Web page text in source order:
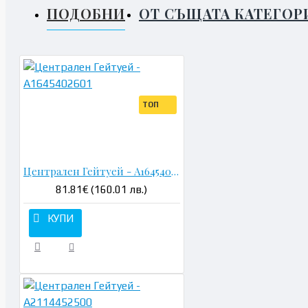
ПОДОБНИ ОТ СЪЩАТА
ТОП
Централен Гейтуей - A1645402601
81.81€ (160.01 лв.)
КУПИ